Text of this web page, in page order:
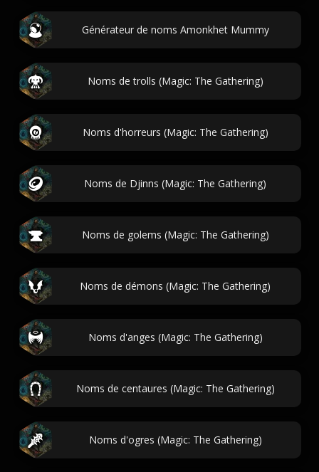
Générateur de noms Amonkhet Mummy
Noms de trolls (Magic: The Gathering)
Noms d'horreurs (Magic: The Gathering)
Noms de Djinns (Magic: The Gathering)
Noms de golems (Magic: The Gathering)
Noms de démons (Magic: The Gathering)
Noms d'anges (Magic: The Gathering)
Noms de centaures (Magic: The Gathering)
Noms d'ogres (Magic: The Gathering)